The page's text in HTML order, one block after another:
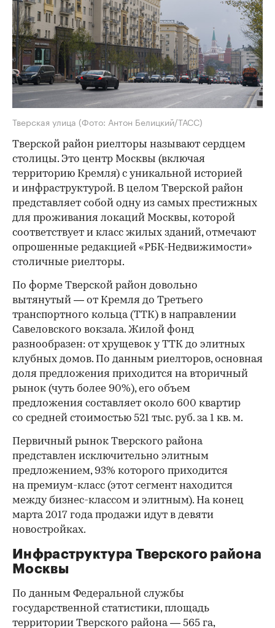
Тверская улица (Фото: Антон Белицкий/ТАСС)
Тверской район риелторы называют сердцем
столицы. Это центр Москвы (включая
территорию Кремля) с уникальной историей
и инфраструктурой. В целом Тверской район
представляет собой одну из самых престижных
для проживания локаций Москвы, которой
соответствует и класс жилых зданий, отмечают
опрошенные редакцией «РБК-Недвижимости»
столичные риелторы.
По форме Тверской район довольно
вытянутый — от Кремля до Третьего
транспортного кольца (ТТК) в направлении
Савеловского вокзала. Жилой фонд
разнообразен: от хрущевок у ТТК до элитных
клубных домов. По данным риелторов, основная
доля предложения приходится на вторичный
рынок (чуть более 90%), его объем
предложения составляет около 600 квартир
со средней стоимостью 521 тыс. руб. за 1 кв. м.
Первичный рынок Тверского района
представлен исключительно элитным
предложением, 93% которого приходится
на премиум-класс (этот сегмент находится
между бизнес-классом и элитным). На конец
марта 2017 года продажи идут в девяти
новостройках.
Инфраструктура Тверского района
Москвы
По данным Федеральной службы
государственной статистики, площадь
территории Тверского района — 565 га,